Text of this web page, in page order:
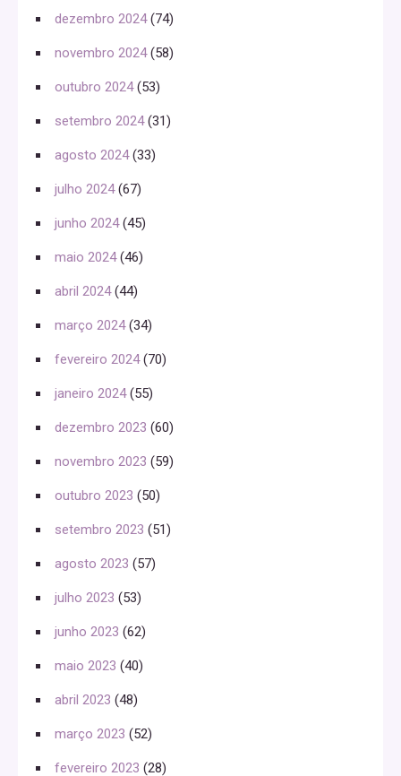
dezembro 2024(74)
novembro 2024(58)
outubro 2024(53)
setembro 2024(31)
agosto 2024(33)
julho 2024(67)
junho 2024(45)
maio 2024(46)
abril 2024(44)
março 2024(34)
fevereiro 2024(70)
janeiro 2024(55)
dezembro 2023 (60)
novembro 2023 (59)
outubro 2023 (50)
setembro 2023 (51)
agosto 2023 (57)
julho 2023 (53)
junho 2023 (62)
maio 2023 (40)
abril 2023 (48)
março 2023 (52)
fevereiro 2023 (28)